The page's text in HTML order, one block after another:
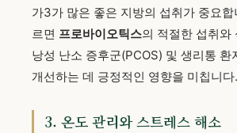
가3가 많은 좋은 지방의 섭취가 중요
르면 프로바이오틱스의 적절한 섭취와
낭성 난소 증후군(PCOS) 및 생리통 환
개선하는 데 긍정적인 영향을 미칩니다.
3. 온도 관리와 스트레스 해소